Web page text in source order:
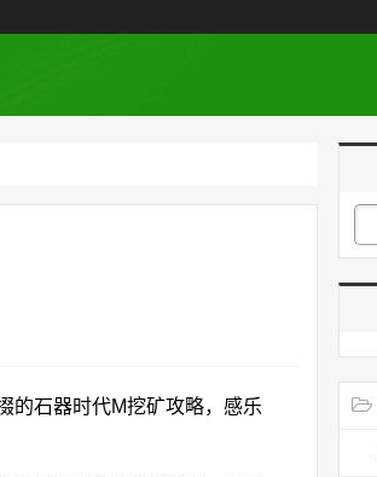
石器时代M挖矿攻略，感乐